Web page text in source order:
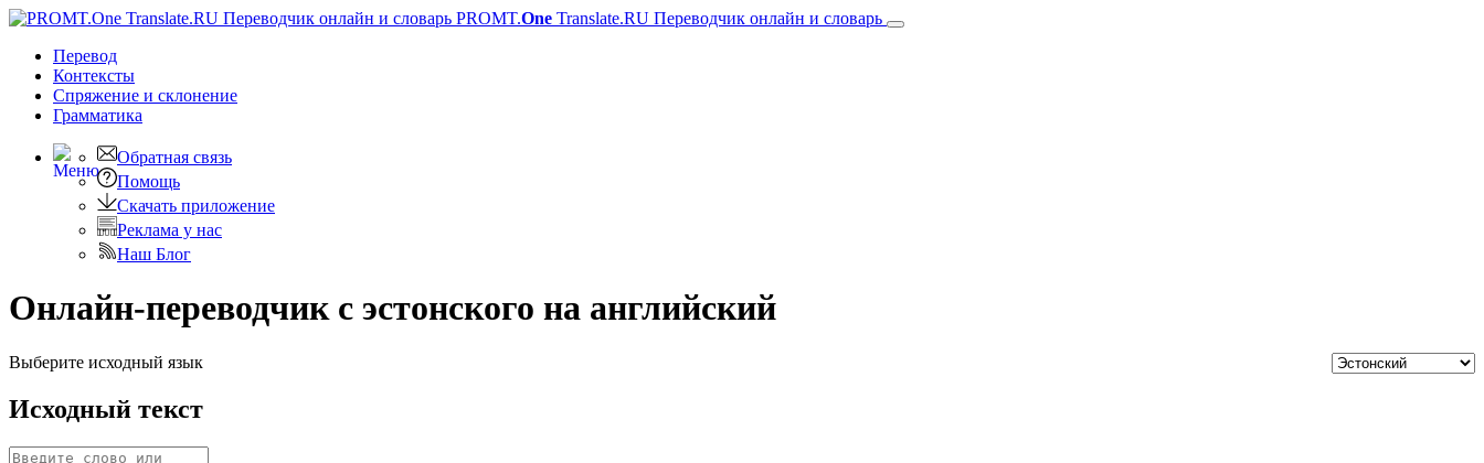
PROMT.One Translate.RU Переводчик онлайн и словарь
Перевод
Контексты
Спряжение и склонение
Грамматика
Обратная связь
Помощь
Скачать приложение
Реклама у нас
Наш Блог
Онлайн-переводчик с эстонского на английский
Выберите исходный язык
Исходный текст